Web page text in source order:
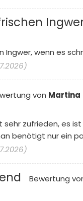
Ingwer, wenn es
von Martina
zufrieden, es
benötigt nur ein
Bewertung